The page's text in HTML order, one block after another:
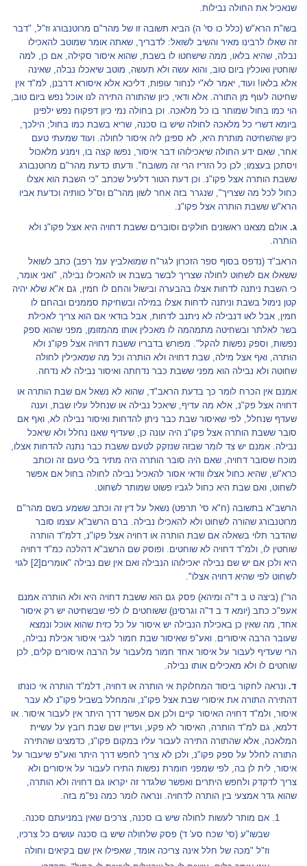
שנאכיל את החולה נבילות.
בשו"ת הרא"ש (כלל כו סי' ה) הביא תשובה זו של מהר"ם מרוטנבורג וז"ל, "דבר
זה שאלו לרבינו מאיר והשיב לשואל: לדבריך, שאתה אומר שמוטב להאכילו
נבלה, שהיא בלאו, ממה שישחטו לו בשבת, שהוא איסור סקילה, אם כן, למה
שוחטין ואוכלין ביום טוב, והוא עשה ולא תעשה, מוטב שיאכלו נבלה, שאינה
אלא בלאו! ועוד, יאמר לא"י לנחור עופות, דליכא אלא איסורא דרבנן, למ"ד אין
שחיטה לעוף מן התורה. אלא ודאי, כיון שהתורה התירה לנו אוכל נפש ביום טוב,
הוי כמו בחול שמותר בו כל מלאכה. וכן בחולה נמי כיון דפקוח נפש ילפינן
ביומא דשרי כל מלאכה לחולה שיש בו סכנה, שריא בשבת כמו בחול; הילכך,
כיון שהשחיטה מותרת היא, לא ספינן ליה איסור לחולה. ועוד שמעתי טעם
אחר, שאם ידע החולה שיאכילוהו דבר איסור, נפשו קצה בו, וימנע מלאכול
ויסתכן בעצמו; לכן כל הזריז הרי זה משובח". ודעתו כדעת מהר"ם מרוטנבורג
ששבת הותרה אצל פקו"נ. וכן דעת הטור דלעיל שכתב "כי השבת הוא אצלו
כחול לכל מה שצריך", שנגרר בזה אחר לשון מהר"ם וס"ל כוותיה וכדעת אביו
הרא"ש ששבת הותרה אצל פקו"נ.
ג. אולם מצאנו ראשונים חולקים וסוברים ששבת דחויה היא אצל פקו"נ ולא
הותרה.
הראב"ד (נדפס בסוף ספר הזכרון לגר"ח שמואלביץ עמ' רפב) כתב לשואל
ששאלו אם לשחוט לחולה שצריך לבשר בשבת או להאכילו נבילה, "ואני אומר,
כי השבת ניתנה לדחות אצלו בהבערה ובישול והחם לו חמין, גם א"א שלא יהיה
קטן נימול בשבת וניתנה לדחות אצלו במילה ובשחיקת סממנים ובהחם לו
חמין, אבל לאו דנבילה לא ניתנב לדחות, אבל בודאי אם הוא צריך לאכילת
בשר לאלתר ובשחיטה מתמהמה לו מאכלין אותו מהמזומן, מפני שהוא ספק
נפשות, וספק נפשות להקל". מפורש בדבריו ששבת דחויה אצל פקו"נ ולא
הותרה, ואף אצל מילה, שבת דחויה ולא הותרה וכל מה שמאכילין לחולה
שחוטה ולא נבילה הוא מפני ששבת כבר נדחתה ואיסור נבילה לא נדחה.
אמנם אין הכרח לומר כך בדעת הראב"ד, שהוא לא נשאל אם שבת הותרה או
דחויה אצל פק"נ, אלא מה עדיף, שיאכל נבילה או שנחלל עליו שבת, וענה
שעדף שנחלל, לפי שאיסור שבת כבר ניתן להדחות ואיסור נבילה לא, ואף אם
סובר ששבת הותרה אצל פקו"נ היה עונה כן, שעדיף שאנו נחלל ולא שיאכל
נבילה. אמנם יש צד לומר שבזה שנזקק לטעם ששבת כבר נתנה להדחות אצלו,
מוכח שסובר דחויה, שאם היה סובר הותרה היה מתיר בלי טעם זה וכותב
כרא"ש, שהיא כחול אצלו וודאי אסור להאכיל נבילה לחולה בחול אם אפשר
לשחוט, ואם שבת היא כחול לגביו פשוט שמותר לשחוט.
הרשב"א בתשובה (ח"א סי' תרפט) נשאל על דין זה וכתב ששמע בשם מהר"ם
מרוטנבורג שהורה לשחוט ולא להאכילו נבילה. ברם הרשב"א עצמו סובר
שהדבר תלוי בשאלה אם שבת הותרה או דחויה אצל פקו"נ, דלמ"ד הותרה
שוחטין לו, ולמ"ד דחויה לא שוחטים. ופוסק שם הרשב"א דהלכה כמ"ד דחויה
היא ולכן אם יש שם נבילה יאכילוהו הנבילה ואם אין שם נבילה "אומרים [2]
לגוי
לשחוט לפי שהיא דחויה אצלו".
הר"ן (ביצה ט ב ד"ה ומיהא) פסק גם הוא ששבת דחויה היא ולא הותרה אמנם
אעפ"כ כתב (יומא ד ב ד"ה וגרסינן) ששוחטים לו לפי שבשחיטה יש רק איסור
אחד, מה שאין כן באכילת הנבילה יש איסור על כל כזית שהוא אוכל ונמצא
שעובר הרבה איסורים. ואע"פ שאיסור שבת חמור לגבי איסור אכילת נבילה,
הרי שעדיף לעבור על איסור אחד חמור מלעבור על הרבה איסורים קלים, לכן
שוחטים לו ולא מאכילים אותו נבילה.
ד. ונראה לחקור ביסוד המחלוקת אי הותרה או דחויה, דלמ"ד הותרה אי כונתו
דהתירה התורה את איסורי שבת אצל פקו"נ, והמחלל בשביל פקו"נ לא עבר
איסור, ולמ"ד דחויה האיסור קיים ולכן אם אפשר דרך היתר אין לעבור איסור. או
דלמא, גם למ"ד הותרה, האיסור לא פקע, ועדיין שם שבת רובץ על עשיית
המלאכה, אלא שהתורה התירה לעבור עליו במקום פקו"נ, כדמצינו שהתירה
התורה לחלל על ספק פקו"נ, ולכן לא צריך לחפש דרך היתר ואע"פ שיעבור על
איסור, לית לן בה, לפי שמפני חומרת נפשות התירו לעבור על איסורים ולא
צריך לדקדק ולחפש היתרים ואפשר שלגדר זה יקראו גם דחויה ולא הותרה,
שהוא גדר אמצעי בין הותרה לדחויה. ונראה לומר כמה נפ"מ בזה.
אם מותר לעשות לחולה שיש בו סכנה, צרכים שאין במניעתם סכנה.
שבשו"ע (סי' שכח סע' ד) פסק שלחולה שיש בו סכנה עושים כל צרכיו,
וז"ל "מכה של חלל אינה צריכה אומד, שאפילו אין שם בקיאים וחולה